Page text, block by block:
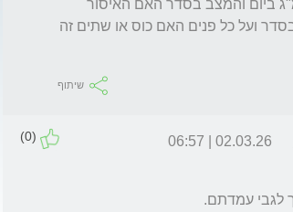
שיתוף
02.03.26 | 06:57
(0)